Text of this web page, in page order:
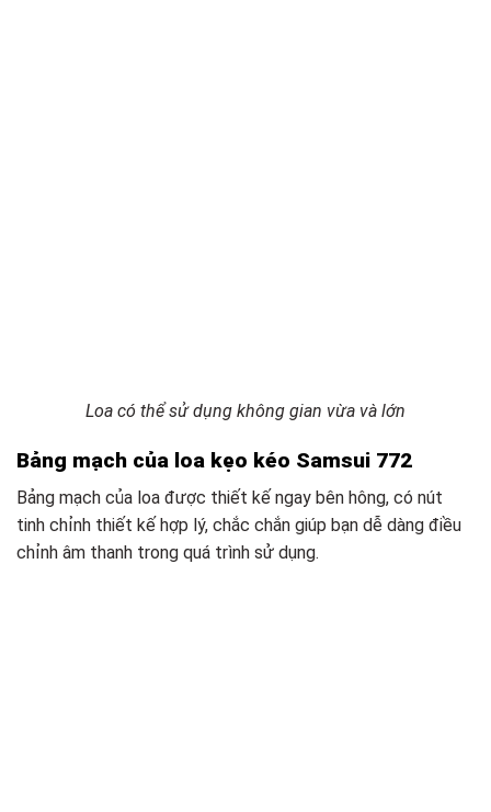
Loa có thể sử dụng không gian vừa và lớn
Bảng mạch của loa kẹo kéo Samsui 772
Bảng mạch của loa được thiết kế ngay bên hông, có nút
tinh chỉnh thiết kế hợp lý, chắc chắn giúp bạn dễ dàng điều
chỉnh âm thanh trong quá trình sử dụng.